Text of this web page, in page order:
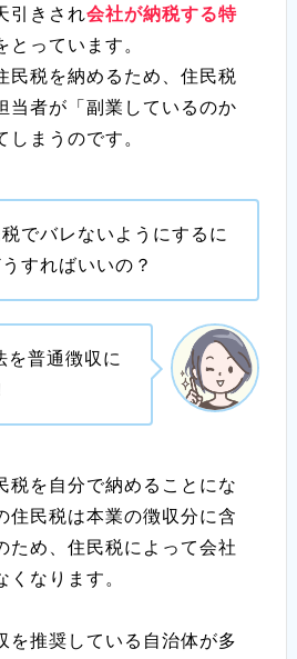
引きされ会社が納税する特
とっています。
民税を納めるため、住民税
当者が「副業しているのか
しまうのです。
でバレないようにするに
すればいいの？
を普通徴収に
税を自分で納めることにな
住民税は本業の徴収分に含
ため、住民税によって会社
くなります。
を推奨している自治体が多